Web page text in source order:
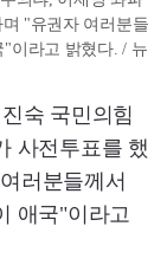
"유권자 여러분들
이라고 밝혔다. / 뉴
숙 국민의힘
사전투표를 했
러분들께서
애국"이라고